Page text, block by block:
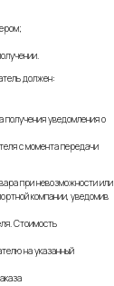
должен:
получения уведомления о
с момента передачи
при невозможности или
компании, уведомив
Стоимость
на указанный